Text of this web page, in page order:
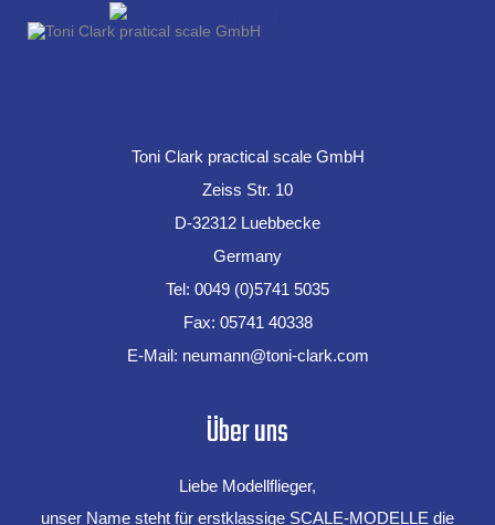
Toni Clark practical scale GmbH
Zeiss Str. 10
D-32312 Luebbecke
Germany
Tel: 0049 (0)5741 5035
Fax: 05741 40338
E-Mail: neumann@toni-clark.com
Über uns
Liebe Modellflieger,
unser Name steht für erstklassige SCALE-MODELLE die